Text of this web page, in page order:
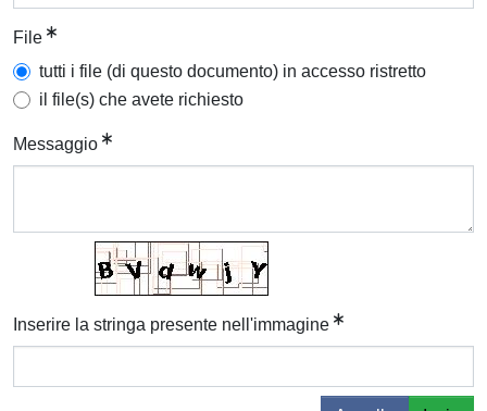
File
tutti i file (di questo documento) in accesso ristretto
il file(s) che avete richiesto
Messaggio
Inserire la stringa presente nell'immagine